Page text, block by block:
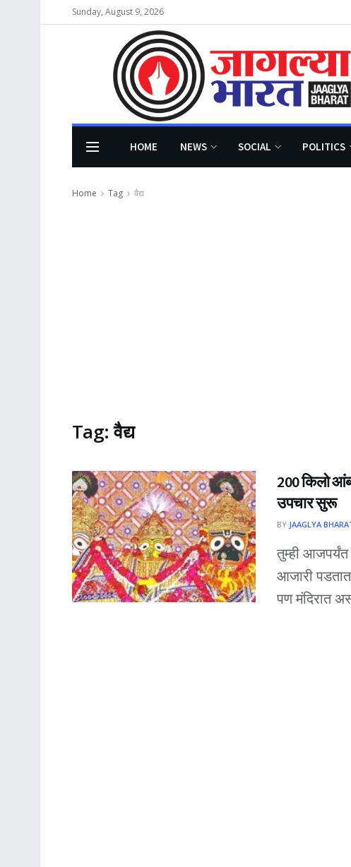
Sunday, August 9, 2026
HOME NEWS SOCIAL POLITICS
Home Tag वैद्य
Tag:वैद्य
200 किलो
उपचार सुरू
BY JAAGLYA
तुम्ही
आजारी
पण मंदिरात